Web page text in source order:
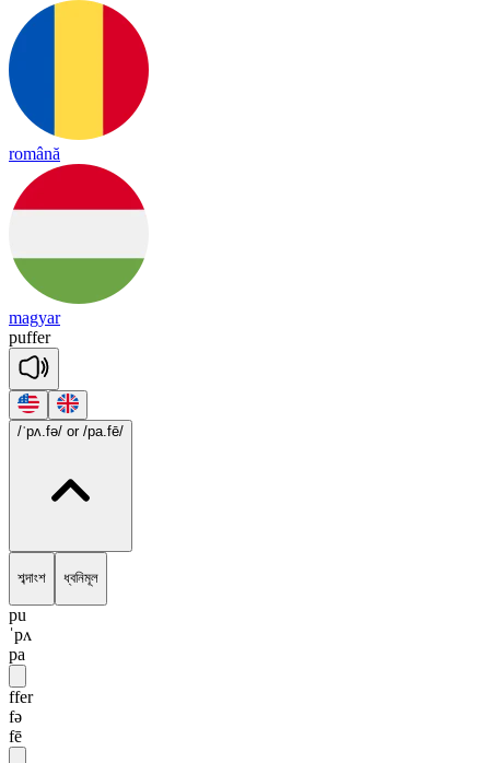
română
magyar
puffer
/ˈpʌ.fə/ or /pa.fē/
শব্দাংশ ধ্বনিমূল
pu
ˈpʌ
pa
ffer
fə
fē